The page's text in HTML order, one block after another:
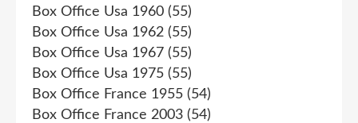
Box Office Usa 1960 (55)
Box Office Usa 1962 (55)
Box Office Usa 1967 (55)
Box Office Usa 1975 (55)
Box Office France 1955 (54)
Box Office France 2003 (54)